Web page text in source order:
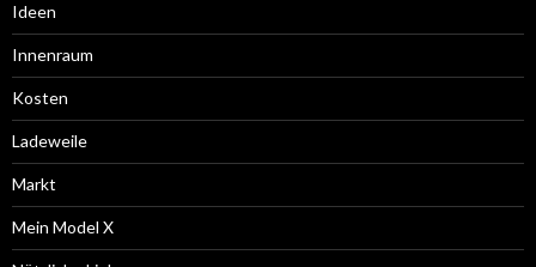
Ideen
Innenraum
Kosten
Ladeweile
Markt
Mein Model X